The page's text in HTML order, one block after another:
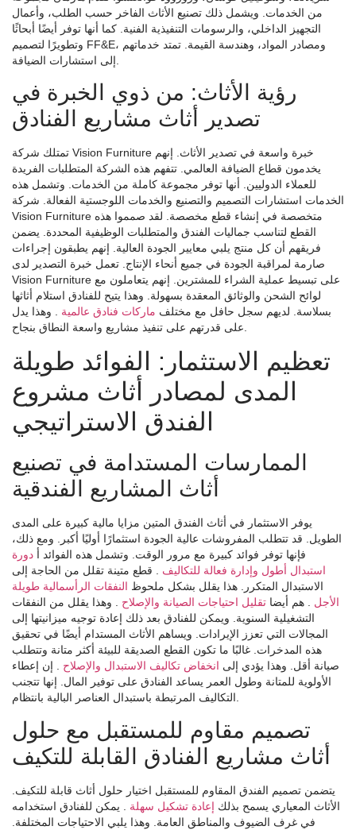
من الخدمات. ويشمل ذلك تصنيع الأثاث الفاخر حسب الطلب، وأعمال
التجهيز الداخلي، والرسومات التنفيذية الفنية. كما أنها توفر أيضًا أبحاثًا
وتطويرًا لتصميم FF&E، ومصادر المواد، وهندسة القيمة. تمتد خدماتهم
رؤية الأثاث: من ذوي الخبرة في
تصدير أثاث مشاريع الفنادق
تمتلك شركة Vision Furniture خبرة واسعة في تصدير الأثاث. إنهم
يخدمون قطاع الضيافة العالمي. تتفهم هذه الشركة المتطلبات الفريدة
للعملاء الدوليين. أنها توفر مجموعة كاملة من الخدمات. وتشمل هذه
الخدمات استشارات التصميم والتصنيع والخدمات اللوجستية الفعالة. شركة
Vision Furniture متخصصة في إنشاء قطع مخصصة. لقد صمموا هذه
القطع لتناسب جماليات الفندق والمتطلبات الوظيفية المحددة. يضمن
فريقهم أن كل منتج يلبي معايير الجودة العالية. إنهم يطبقون إجراءات
صارمة لمراقبة الجودة في جميع أنحاء الإنتاج. تعمل خبرة التصدير لدى
Vision Furniture على تبسيط عملية الشراء للمشترين. إنهم يتعاملون مع
لوائح الشحن والوثائق المعقدة بسهولة. وهذا يتيح للفنادق استلام أثاثها
بسلاسة. لديهم سجل حافل مع مختلف ماركات فنادق عالمية
. وهذا يدل
تعظيم الاستثمار: الفوائد طويلة
المدى لمصادر أثاث مشروع
الفندق الاستراتيجي
الممارسات المستدامة في تصنيع
أثاث المشاريع الفندقية
يوفر الاستثمار في أثاث الفندق المتين مزايا مالية كبيرة على المدى
الطويل. قد تتطلب المفروشات عالية الجودة استثمارًا أوليًا أكبر. ومع ذلك،
فإنها توفر فوائد كبيرة مع مرور الوقت. وتشمل هذه الفوائد أ دورة
استبدال أطول وإدارة فعالة للتكاليف . قطع متينة تقلل من الحاجة إلى
الاستبدال المتكرر. هذا يقلل بشكل ملحوظ النفقات الرأسمالية طويلة
الأجل . هم أيضا تقليل احتياجات الصيانة والإصلاح . وهذا يقلل من النفقات
التشغيلية السنوية. ويمكن للفنادق بعد ذلك إعادة توجيه ميزانيتها إلى
المجالات التي تعزز الإيرادات. ويساهم الأثاث المستدام أيضًا في تحقيق
هذه المدخرات. غالبًا ما تكون القطع الصديقة للبيئة أكثر متانة وتتطلب
صيانة أقل. وهذا يؤدي إلى انخفاض تكاليف الاستبدال والإصلاح . إن إعطاء
الأولوية للمتانة وطول العمر يساعد الفنادق على توفير المال. إنها تتجنب
التكاليف المرتبطة باستبدال العناصر البالية بانتظام.
تصميم مقاوم للمستقبل مع حلول
أثاث مشاريع الفنادق القابلة للتكيف
يتضمن تصميم الفندق المقاوم للمستقبل اختيار حلول أثاث قابلة للتكيف.
الأثاث المعياري يسمح بذلك إعادة تشكيل سهلة
. يمكن للفنادق استخدامه
في غرف الضيوف والمناطق العامة. وهذا يلبي الاحتياجات المختلفة.